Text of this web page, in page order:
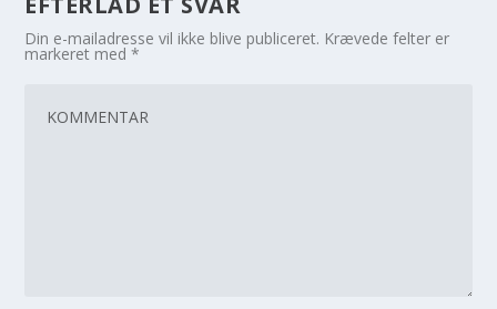
Din e-mailadresse vil ikke blive publiceret. Krævede felter er
markeret med*